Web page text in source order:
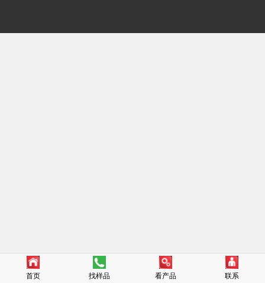
首页 找样品 看产品 联系